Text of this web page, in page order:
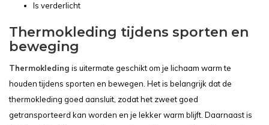
Is verderlicht
Thermokleding tijdens sporten en
beweging
Thermokleding is uitermate geschikt om je lichaam warm te
houden tijdens sporten en bewegen. Het is belangrijk dat de
thermokleding goed aansluit, zodat het zweet goed
getransporteerd kan worden en je lekker warm blijft. Daarnaast is